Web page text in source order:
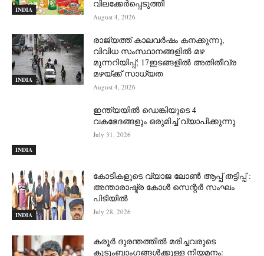
INDIA
വിലക്കേർപ്പെടുത്തി
August 4, 2026
INDIA
രാജ്യത്ത് കാലവർഷം കനക്കുന്നു,
വിവിധ സംസ്ഥാനങ്ങളിൽ മഴ
മുന്നറിയിപ്പ്; 17ഇടങ്ങളിൽ അതിതീവ്ര
മഴയ്ക്ക് സാധ്യത
August 4, 2026
INDIA
ഇന്ത്യയിൽ ഡെങ്കിയുടെ 4
വകഭേദങ്ങളും ഒരുമിച്ച് വ്യാപിക്കുന്നു
July 31, 2026
INDIA
കോടികളുടെ വ്യാജ ലോൺ ആപ്പ് തട്ടിപ്പ് :
അന്താരാഷ്ട്ര കോൾ സെന്റർ സംഘം
പിടിയില്‍
July 28, 2026
കരൂർ ദുരന്തത്തിൽ മരിച്ചവരുടെ
കുടുംബാംഗങ്ങൾക്കുള്ള നിയമനം: